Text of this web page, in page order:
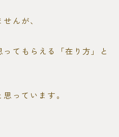
んが、
てもらえる「在り方」と
っています。